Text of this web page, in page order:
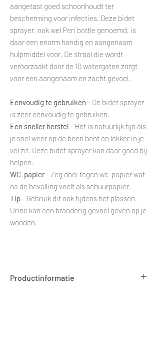
aangetast goed schoonhoudt ter
bescherming voor infecties. Deze bidet
sprayer, ook wel Peri bottle genoemd, is
daar een enorm handig en aangenaam
hulpmiddel voor. De straal die wordt
veroorzaakt door de 10 watergaten zorgt
voor een aangenaam en zacht gevoel.
Eenvoudig te gebruiken - De bidet sprayer
is zeer eenvoudig te gebruiken.
Een sneller herstel - Het is natuurlijk fijn als
je snel weer op de been bent en lekker in je
vel zit. Deze bidet sprayer kan daar goed bij
helpen.
WC-papier - Zeg doei tegen wc-papier wat
na de bevalling voelt als schuurpapier.
Tip - Gebruik dit ook tijdens het plassen.
Urine kan een branderig gevoel geven op je
wonden.
Productinformatie